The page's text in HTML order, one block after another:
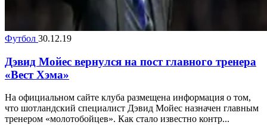
Футбол 30.12.19
Дэвид Мойес вернулся на пост главного тренера
«Вест Хэма»
На официальном сайте клуба размещена информация о том,
что шотландский специалист Дэвид Мойес назначен главным
тренером «молотобойцев». Как стало известно контр...